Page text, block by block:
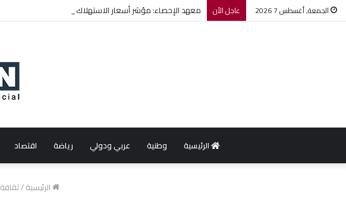
الجمعة, أغسطس 7 2026 عاجل الأن معهد الإحصاء: مؤشر أسعار الاستهلاك يرتفع بنسبة 0,2% خلال شهر جويلية 2026
الرئيسية وطنية عربي ودولي رياضة اقتصاد
الرئيسية/ثقافة